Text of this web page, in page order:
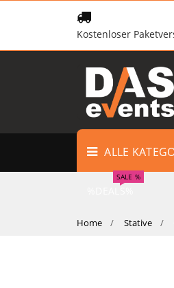
Kostenloser
ALLE
SALE %
Home Stative